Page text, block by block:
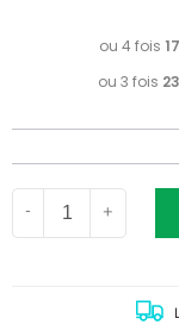
- +